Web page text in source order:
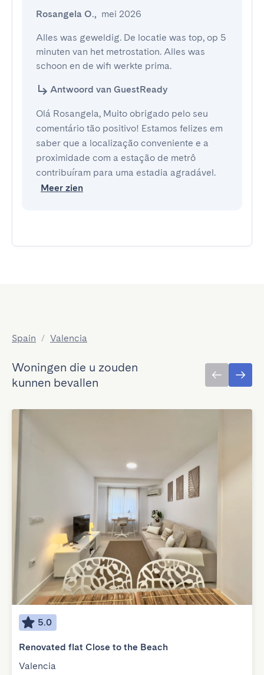
Rosangela O., mei 2026
Alles was geweldig. De locatie was top, op 5
minuten van het metrostation. Alles was
schoon en de wifi werkte prima.
Antwoord van GuestReady
Olá Rosangela, Muito obrigado pelo seu
comentário tão positivo! Estamos felizes em
saber que a localização conveniente e a
proximidade com a estação de metrô
contribuíram para uma estadia agradável.
Meer zien
Spain / Valencia
Woningen die u zouden
kunnen bevallen
5.0
Renovated flat Close to the Beach
Valencia